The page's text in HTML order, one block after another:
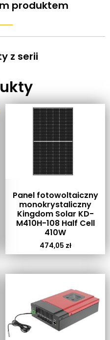
produktem
z serii
Panel fotowoltaiczny
monokrystaliczny
Kingdom Solar KD-
M410H-108 Half Cell
410W
474,05 zł